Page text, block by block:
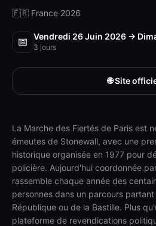
🇫🇷 France·2026
📅 Vendredi 26 Juin 2026 →
3 jours
🌐 Site
La Marche des Fiertés de Paris est
émeutes de Stonewall, avec une
historique organisée en 1977 pour
policière. Aujourd'hui coordonnée
rassemble chaque année des
personnes dans un parcours
République ou de la Bastille. Plus
plateforme de revendications